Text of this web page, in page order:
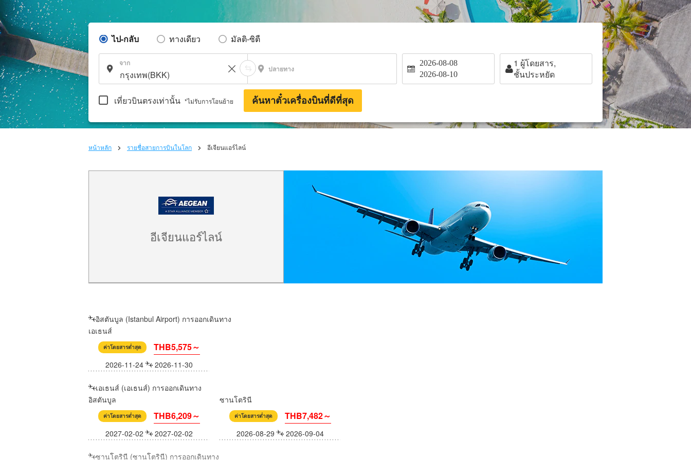
ไป-กลับ ทางเดียว มัลติ-ซิตี้
จาก
ปลายทาง
2026-08-08
2026-08-10
1 ผู้โดยสาร,
ชั้นประหยัด
เที่ยวบินตรงเท่านั้น *ไม่รับการโอนย้าย ค้นหาตั๋วเครื่องบินที่ดีที่สุด
หน้าหลัก รายชื่อสายการบินในโลก อีเจียนแอร์ไลน์
อีเจียนแอร์ไลน์
อิสตันบูล (Istanbul Airport) การออกเดินทาง
เอเธนส์
ค่าโดยสารต่ำสุด THB5,575～
2026-11-24 2026-11-30
เอเธนส์ (เอเธนส์) การออกเดินทาง
อิสตันบูล
ค่าโดยสารต่ำสุด THB6,209～
2027-02-02 2027-02-02
ซานโตรินี
ค่าโดยสารต่ำสุด THB7,482～
2026-08-29 2026-09-04
ซานโตรินี (ซานโตรินี) การออกเดินทาง